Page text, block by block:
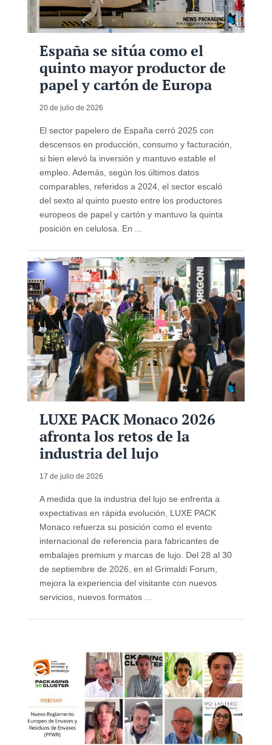
España se sitúa como el
quinto mayor productor de
papel y cartón de Europa
20 de julio de 2026
El sector papelero de España cerró 2025 con
descensos en producción, consumo y facturación,
si bien elevó la inversión y mantuvo estable el
empleo. Además, según los últimos datos
comparables, referidos a 2024, el sector escaló
del sexto al quinto puesto entre los productores
europeos de papel y cartón y mantuvo la quinta
posición en celulosa. En ...
LUXE PACK Monaco 2026
afronta los retos de la
industria del lujo
17 de julio de 2026
A medida que la industria del lujo se enfrenta a
expectativas en rápida evolución, LUXE PACK
Monaco refuerza su posición como el evento
internacional de referencia para fabricantes de
embalajes premium y marcas de lujo. Del 28 al 30
de septiembre de 2026, en el Grimaldi Forum,
mejora la experiencia del visitante con nuevos
servicios, nuevos formatos ...